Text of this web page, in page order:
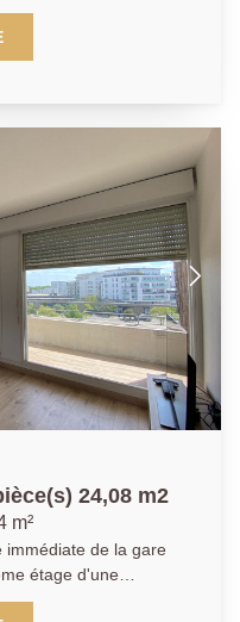
ascenseur offrant
bacon, cuisine, 2
séparés. Pour
PC, eau froide)
d'agence 830,09
AP/MG
24,08 m2
m²
étage d'une
beau studio